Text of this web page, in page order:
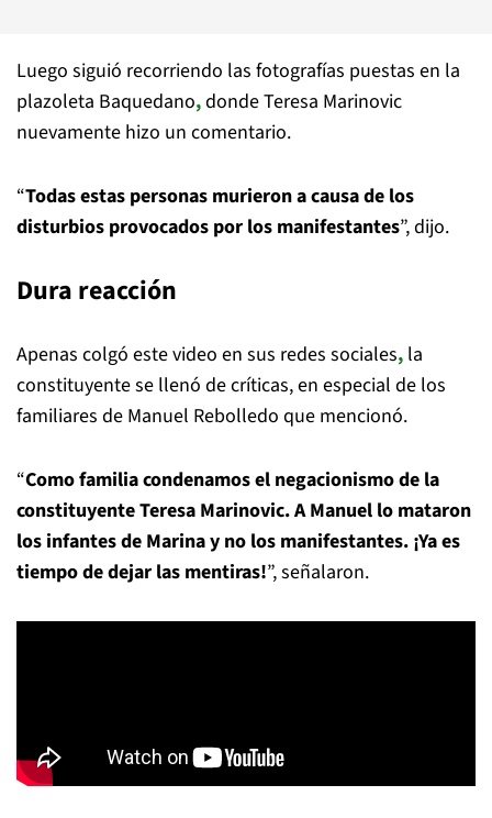
Luego siguió recorriendo las fotografías puestas en la
plazoleta Baquedano,donde Teresa Marinovic
nuevamente hizo un comentario.
“Todas estas personas murieron a causa de los
disturbios provocados por los manifestantes”, dijo.
Dura reacción
Apenas colgó este video en sus redes sociales, la
constituyente se llenó de críticas, en especial de los
familiares de Manuel Rebolledo que mencionó.
“Como familia condenamos el negacionismo de la
constituyente Teresa Marinovic. A Manuel lo mataron
los infantes de Marina y no los manifestantes. ¡Ya es
tiempo de dejar las mentiras!”, señalaron.